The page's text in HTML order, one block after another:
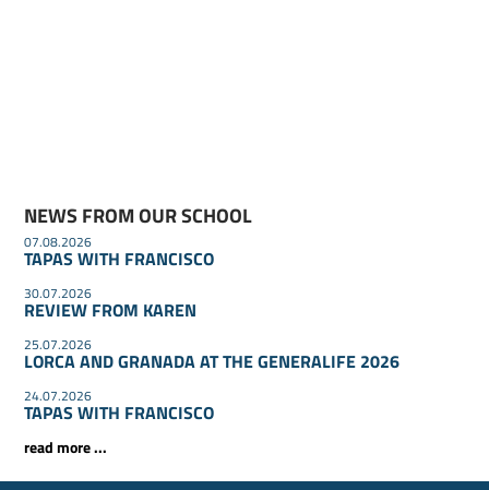
NEWS FROM OUR SCHOOL
07.08.2026
TAPAS WITH FRANCISCO
30.07.2026
REVIEW FROM KAREN
25.07.2026
LORCA AND GRANADA AT THE GENERALIFE 2026
24.07.2026
TAPAS WITH FRANCISCO
read more ...